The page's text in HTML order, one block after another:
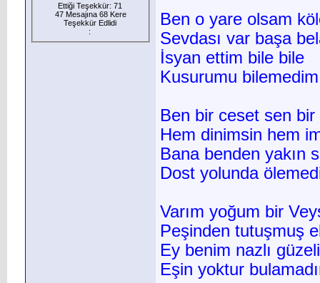
Ettiği Teşekkür: 71
47 Mesajına 68 Kere
Teşekkür Edlidi
:
Ben o yare olsam
Sevdası var başa
İsyan ettim bile bile
Kusurumu
Ben bir ceset sen bir
Hem dinimsin hem
Bana benden yakın
Dost yolunda
Varım yoğum bir
Peşinden tutuşmuş
Ey benim nazlı
Eşin yoktur